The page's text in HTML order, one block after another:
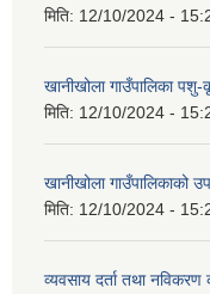
मिति: 12/10/2024 -
खानीखोला गाउँपालिका पशु-
मिति: 12/10/2024 -
खानीखोला गाउँपालिकाको
मिति: 12/10/2024 -
व्यवसाय दर्ता तथा नविकरण